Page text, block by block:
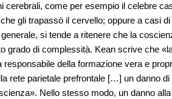
cerebrali, come per esempio il celebre
gli trapassò il cervello; oppure a casi
si tende a ritenere che la
grado di complessità. Kean scrive che
responsabile della formazione vera e
rete parietale prefrontale […] un danno
Nello stesso modo, un danno